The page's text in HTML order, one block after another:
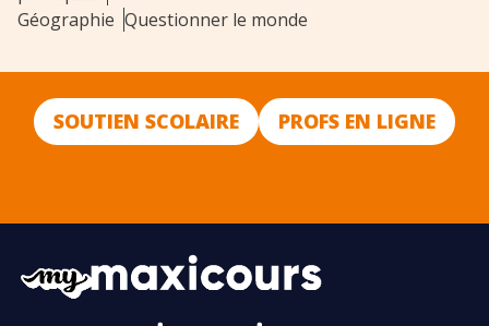
Géographie Questionner le monde
SOUTIEN SCOLAIRE PROFS EN LIGNE